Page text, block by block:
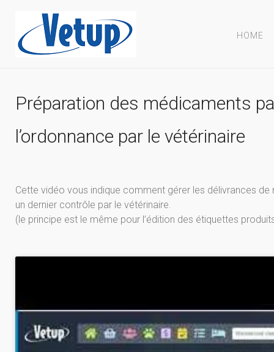
HOME
Préparation des médicaments
l’ordonnance par le vétérinaire
Cette vidéo vous indique comment gérer les délivrances
un dernier contrôle par le vétérinaire.
(le principe est le même pour l’édition des étiquettes